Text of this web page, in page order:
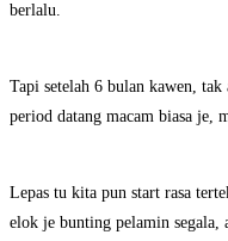
berlalu.
Tapi setelah 6 bulan kawen, tak
period datang macam biasa je,
Lepas tu kita pun start rasa
elok je bunting pelamin segala,